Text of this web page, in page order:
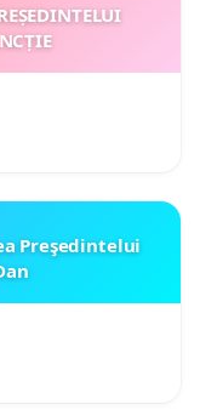
Preşedintelui